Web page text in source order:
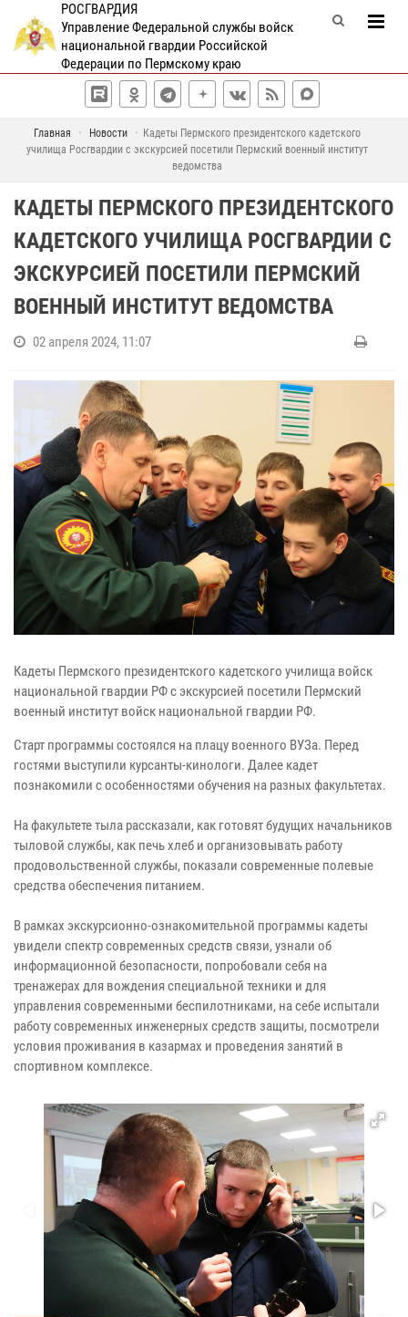
РОСГВАРДИЯ
Управление Федеральной службы войск
национальной гвардии Российской
Федерации по Пермскому краю
Главная Новости
Кадеты Пермского президентского кадетского
училища Росгвардии с экскурсией посетили Пермский военный институт
ведомства
КАДЕТЫ ПЕРМСКОГО ПРЕЗИДЕНТСКОГО
КАДЕТСКОГО УЧИЛИЩА РОСГВАРДИИ С
ЭКСКУРСИЕЙ ПОСЕТИЛИ ПЕРМСКИЙ
ВОЕННЫЙ ИНСТИТУТ ВЕДОМСТВА
02 апреля 2024, 11:07
Кадеты Пермского президентского кадетского училища войск
национальной гвардии РФ с экскурсией посетили Пермский
военный институт войск национальной гвардии РФ.
Старт программы состоялся на плацу военного ВУЗа. Перед
гостями выступили курсанты-кинологи. Далее кадет
познакомили с особенностями обучения на разных факультетах.
На факультете тыла рассказали, как готовят будущих начальников
тыловой службы, как печь хлеб и организовывать работу
продовольственной службы, показали современные полевые
средства обеспечения питанием.
В рамках экскурсионно-ознакомительной программы кадеты
увидели спектр современных средств связи, узнали об
информационной безопасности, попробовали себя на
тренажерах для вождения специальной техники и для
управления современными беспилотниками, на себе испытали
работу современных инженерных средств защиты, посмотрели
условия проживания в казармах и проведения занятий в
спортивном комплексе.